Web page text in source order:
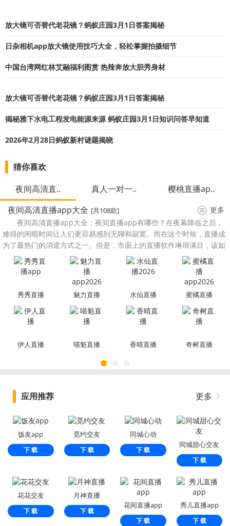
放大镜可否替代老花镜？蚂蚁庄园3月1日答案揭秘
日杂相机app放大镜使用技巧大全，轻松掌握拍摄细节
中国台湾网红林艾融福利图赏 热辣奔放大胆秀身材
放大镜可否替代老花镜？蚂蚁庄园3月1日答案揭秘
揭秘雅下水电工程发电能源来源 蚂蚁庄园3月1日知识问答早知道
2026年2月28日蚂蚁新村谜题揭晓
猜你喜欢
夜间高清直..
真人一对一..
樱桃直播ap..
夜间高清直播app大全 [共108款]
更多
夜间高清直播app大全：夜间直播app有哪些？在夜幕降临之后，
难得的闲暇时间让人们更容易感到无聊和寂寞。而在这个时候，直播成
为了最热门的消遣方式之一。但是，市面上的直播软件琳琅满目，该如
何选取高质量的直播软件呢?今天小编将为大家带来2023深夜高清直播
推荐，这些软件拥有美女直播、吃播、户外等多种类型。
秀秀直播 魅力直播 水仙直播 蜜橘直播
伊人直播 喵魁直播 香晴直播 奇树直播
应用推荐 更多
饭友app
下 载
觅约交友
下 载
同城心动
下 载
同城甜心交友
下 载
花花交友
下 载
月神直播
下 载
花间直播app
下 载
秀儿直播app
下 载